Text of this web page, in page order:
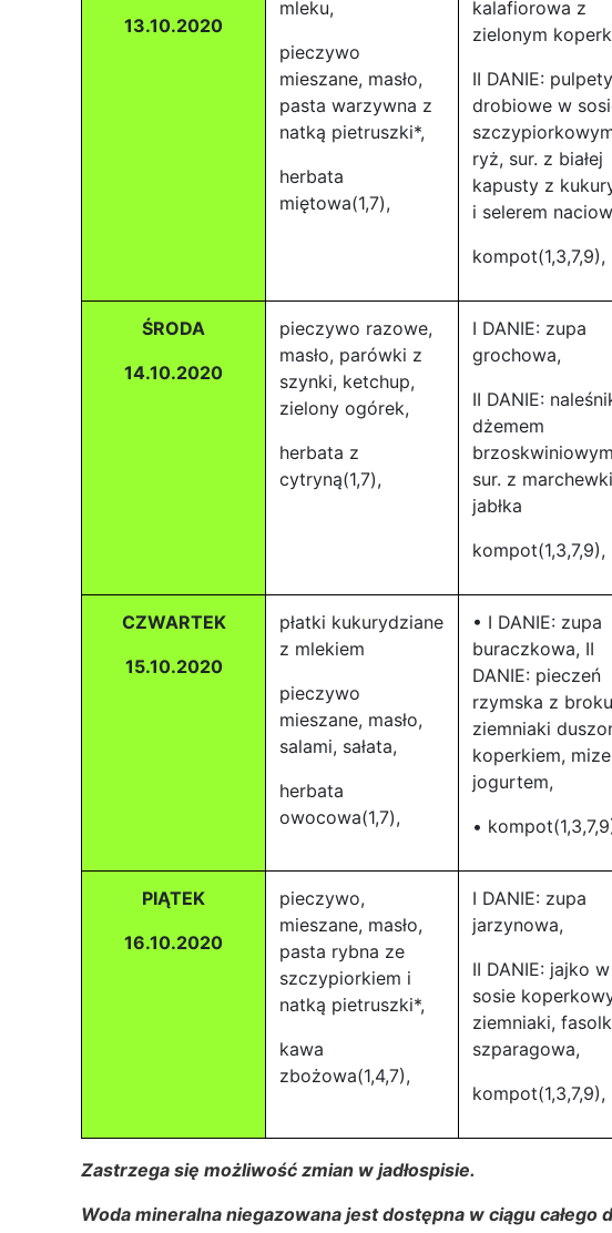
13.10.2020
mleku,
pieczywo
mieszane, masło,
pasta warzywna z
natką pietruszki*,
herbata
miętowa(1,7),
kalafiorowa z
zielonym
II DANIE: pulpety
drobiowe w
ryż, sur. z białej
kapusty z
i selerem
kompot(1,3,7,9),
ŚRODA
14.10.2020
pieczywo razowe,
masło, parówki z
szynki, ketchup,
zielony ogórek,
herbata z
cytryną(1,7),
I DANIE: zupa
grochowa,
II DANIE:
dżemem
sur. z
jabłka
kompot(1,3,7,9),
CZWARTEK
15.10.2020
płatki kukurydziane
z mlekiem
pieczywo
mieszane, masło,
salami, sałata,
herbata
owocowa(1,7),
• I DANIE: zupa
buraczkowa, II
DANIE: pieczeń
rzymska z
ziemniaki
koperkiem,
jogurtem,
•
PIĄTEK
16.10.2020
pieczywo,
mieszane, masło,
pasta rybna ze
szczypiorkiem i
natką pietruszki*,
kawa
zbożowa(1,4,7),
I DANIE: zupa
jarzynowa,
II DANIE: jajko w
sosie
ziemniaki,
szparagowa,
kompot(1,3,7,9),
Zastrzega się możliwość zmian w jadłospisie.
Woda mineralna niegazowana jest dostępna w ciągu całego